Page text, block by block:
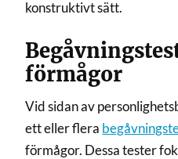
konstruktivt sätt.
förmågor
Vid sidan av
ett eller flera
förmågor. Dessa tester